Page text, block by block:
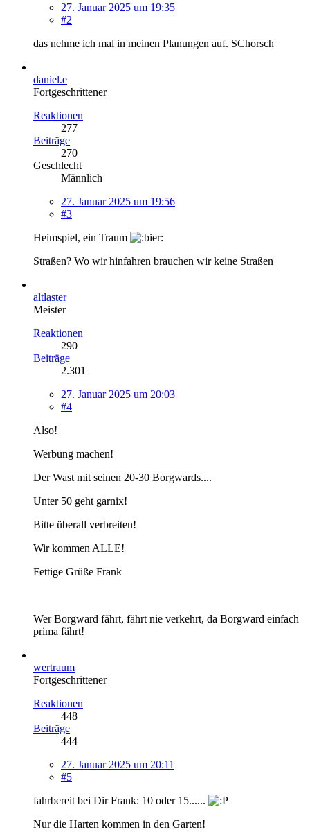
27. Januar 2025 um 19:35
#2
das nehme ich mal in meinen Planungen auf. SChorsch
daniel.e
Fortgeschrittener
Reaktionen
277
Beiträge
270
Geschlecht
Männlich
27. Januar 2025 um 19:56
#3
Heimspiel, ein Traum
Straßen? Wo wir hinfahren brauchen wir keine Straßen
altlaster
Meister
Reaktionen
290
Beiträge
2.301
27. Januar 2025 um 20:03
#4
Also!
Werbung machen!
Der Wast mit seinen 20-30 Borgwards....
Unter 50 geht garnix!
Bitte überall verbreiten!
Wir kommen ALLE!
Fettige Grüße Frank
Wer Borgward fährt, fährt nie verkehrt, da Borgward einfach
prima fährt!
wertraum
Fortgeschrittener
Reaktionen
448
Beiträge
444
27. Januar 2025 um 20:11
#5
fahrbereit bei Dir Frank: 10 oder 15......
Nur die Harten kommen in den Garten!